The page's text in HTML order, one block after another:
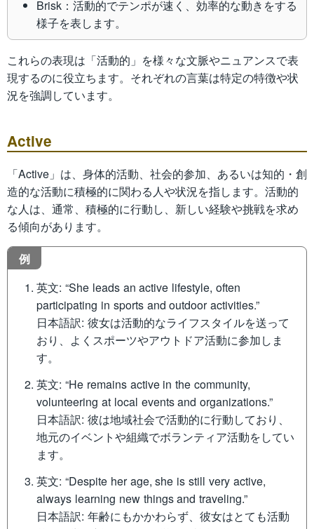
Brisk：活動的でテンポが速く、効率的な動きをする
様子を表します。
これらの表現は「活動的」を様々な文脈やニュアンスで表
現するのに役立ちます。それぞれの言葉は特定の特徴や状
況を強調しています。
Active
「Active」は、身体的活動、社会的参加、あるいは知的・創
造的な活動に積極的に関わる人や状況を指します。活動的
な人は、通常、積極的に行動し、新しい経験や挑戦を求め
る傾向があります。
例
英文: “She leads an active lifestyle, often
participating in sports and outdoor activities.”
日本語訳: 彼女は活動的なライフスタイルを送って
おり、よくスポーツやアウトドア活動に参加しま
す。
英文: “He remains active in the community,
volunteering at local events and organizations.”
日本語訳: 彼は地域社会で活動的に行動しており、
地元のイベントや組織でボランティア活動をしてい
ます。
英文: “Despite her age, she is still very active,
always learning new things and traveling.”
日本語訳: 年齢にもかかわらず、彼女はとても活動